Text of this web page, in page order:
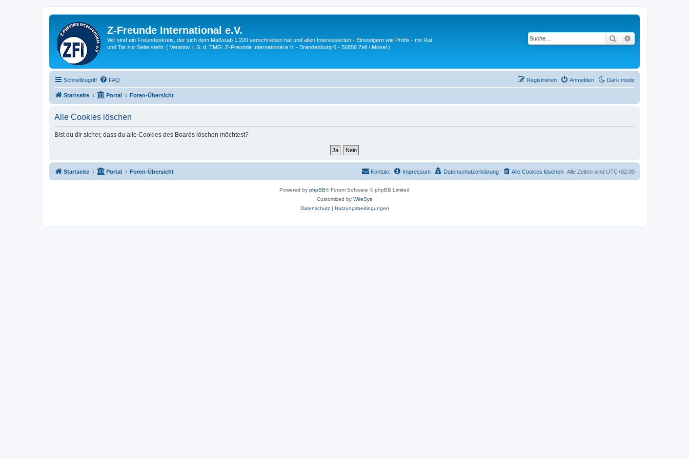
Z-Freunde International e.V.
Wir sind ein Freundeskreis, der sich dem Maßstab 1:220 verschrieben hat und allen Interessierten - Einsteigern wie Profis - mit Rat
und Tat zur Seite steht. ( Verantw. i. S. d. TMG: Z-Freunde International e.V. - Brandenburg 6 - 56856 Zell / Mosel )
Suche
Schnellzugriff Dark mode
FAQ Anmelden
Registrieren
Startseite Portal Foren-Übersicht
Alle Cookies löschen
Bist du dir sicher, dass du alle Cookies des Boards löschen möchtest?
Startseite Portal Foren-Übersicht Alle Zeiten sind UTC+02:00
Alle Cookies löschen
Datenschutzerklärung
Impressum
Kontakt
Powered by phpBB® Forum Software © phpBB Limited
Customized by WireSys
Datenschutz| Nutzungsbedingungen